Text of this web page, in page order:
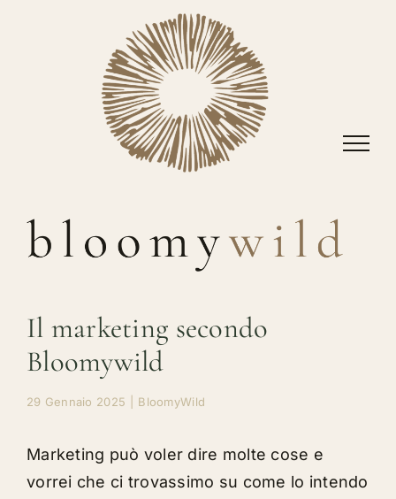
Il marketing secondo
Bloomywild
29 Gennaio 2025 BloomyWild
Marketing può voler dire molte cose e
vorrei che ci trovassimo su come lo intendo